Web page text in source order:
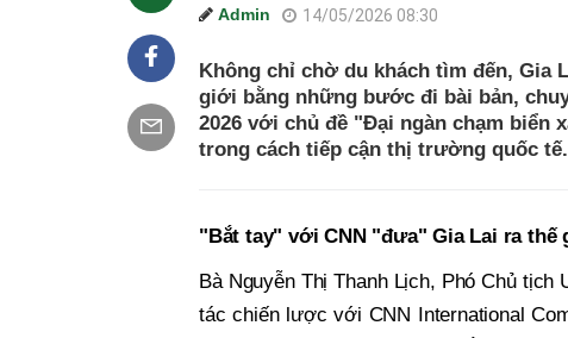
Admin 14/05/2026 08:30
Không chỉ chờ du khách tìm đến, Gia
giới bằng những bước đi bài bản,
2026 với chủ đề "Đại ngàn chạm biển
trong cách tiếp cận thị trường quốc tế.
"Bắt tay" với CNN "đưa" Gia Lai ra thế
Bà Nguyễn Thị Thanh Lịch, Phó Chủ
tác chiến lược với CNN International